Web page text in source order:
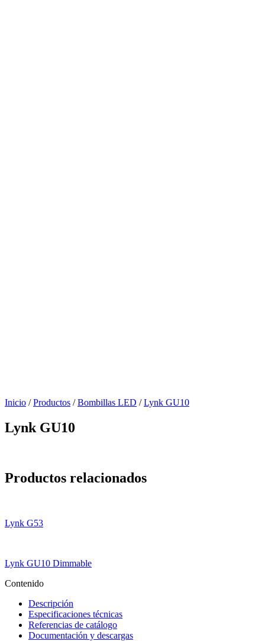
Inicio / Productos / Bombillas LED / Lynk GU10
Lynk GU10
Productos relacionados
Lynk G53
Lynk GU10 Dimmable
Contenido
Descripción
Especificaciones técnicas
Referencias de catálogo
Documentación y descargas